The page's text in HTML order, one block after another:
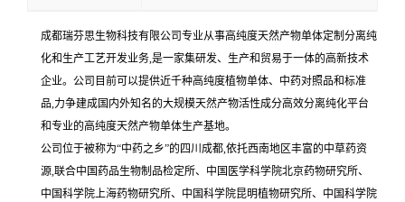
成都瑞芬思生物科技有限公司专业从事高纯度天然产物单体定制分离纯
化和生产工艺开发业务,是一家集研发、生产和贸易于一体的高新技术
企业。公司目前可以提供近千种高纯度植物单体、中药对照品和标准
品,力争建成国内外知名的大规模天然产物活性成分高效分离纯化平台
和专业的高纯度天然产物单体生产基地。
公司位于被称为“中药之乡”的四川成都,依托西南地区丰富的中草药资
源,联合中国药品生物制品检定所、中国医学科学院北京药物研究所、
中国科学院上海药物研究所、中国科学院昆明植物研究所、中国科学院